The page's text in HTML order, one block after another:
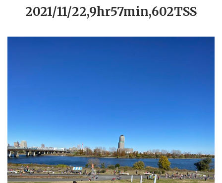
2021/11/22,9hr57min,602TSS